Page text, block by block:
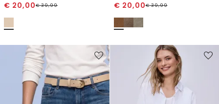
€ 20,00€39,99
€ 20,00€39,99